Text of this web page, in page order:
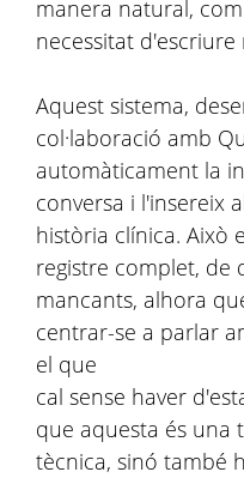
manera natural,
necessitat d'escriure
Aquest sistema,
col·laboració amb
automàticament la
conversa i l'insereix
història clínica. Això
registre complet, de
mancants, alhora
centrar-se a parlar
el que
cal sense haver
que aquesta és una
tècnica, sinó també